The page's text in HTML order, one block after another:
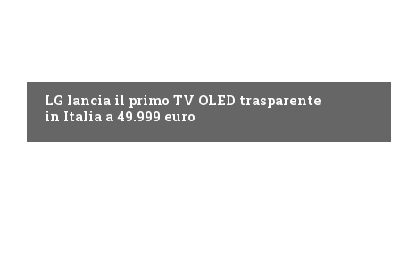
LG lancia il primo TV OLED trasparente
in Italia a 49.999 euro